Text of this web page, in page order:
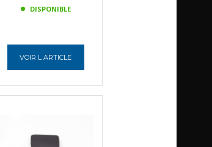
DISPONIBLE
VOIR L ARTICLE